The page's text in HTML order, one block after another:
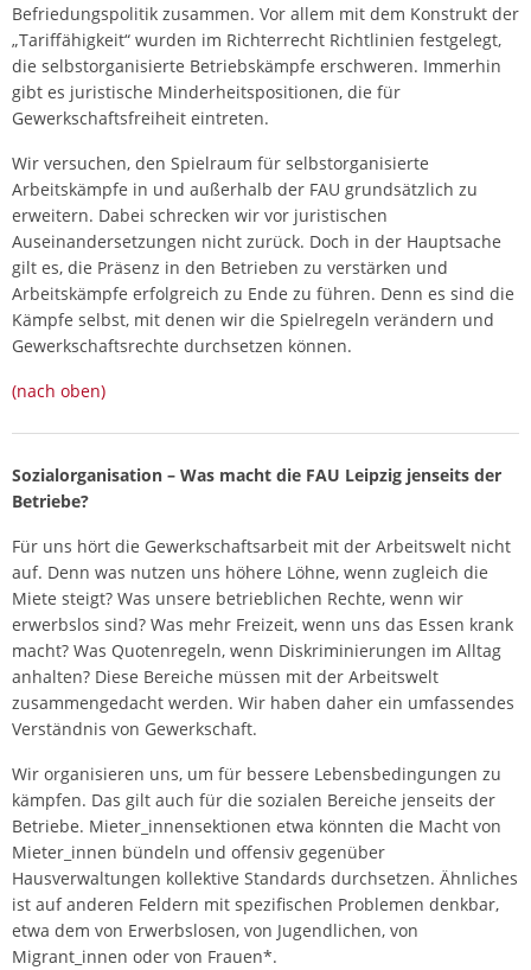
Befriedungspolitik zusammen. Vor allem mit dem Konstrukt der
„Tariffähigkeit“ wurden im Richterrecht Richtlinien festgelegt,
die selbstorganisierte Betriebskämpfe erschweren. Immerhin
gibt es juristische Minderheitspositionen, die für
Gewerkschaftsfreiheit eintreten.
Wir versuchen, den Spielraum für selbstorganisierte
Arbeitskämpfe in und außerhalb der FAU grundsätzlich zu
erweitern. Dabei schrecken wir vor juristischen
Auseinandersetzungen nicht zurück. Doch in der Hauptsache
gilt es, die Präsenz in den Betrieben zu verstärken und
Arbeitskämpfe erfolgreich zu Ende zu führen. Denn es sind die
Kämpfe selbst, mit denen wir die Spielregeln verändern und
Gewerkschaftsrechte durchsetzen können.
(nach oben)
Sozialorganisation – Was macht die FAU Leipzig jenseits der
Betriebe?
Für uns hört die Gewerkschaftsarbeit mit der Arbeitswelt nicht
auf. Denn was nutzen uns höhere Löhne, wenn zugleich die
Miete steigt? Was unsere betrieblichen Rechte, wenn wir
erwerbslos sind? Was mehr Freizeit, wenn uns das Essen krank
macht? Was Quotenregeln, wenn Diskriminierungen im Alltag
anhalten? Diese Bereiche müssen mit der Arbeitswelt
zusammengedacht werden. Wir haben daher ein umfassendes
Verständnis von Gewerkschaft.
Wir organisieren uns, um für bessere Lebensbedingungen zu
kämpfen. Das gilt auch für die sozialen Bereiche jenseits der
Betriebe. Mieter_innensektionen etwa könnten die Macht von
Mieter_innen bündeln und offensiv gegenüber
Hausverwaltungen kollektive Standards durchsetzen. Ähnliches
ist auf anderen Feldern mit spezifischen Problemen denkbar,
etwa dem von Erwerbslosen, von Jugendlichen, von
Migrant_innen oder von Frauen*.